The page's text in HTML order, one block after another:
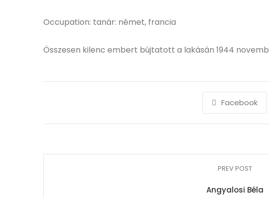
Occupation: tanár: német, francia
Összesen kilenc embert bújtatott a lakásán 1944
Facebook
PREV POST
Angyalosi Béla